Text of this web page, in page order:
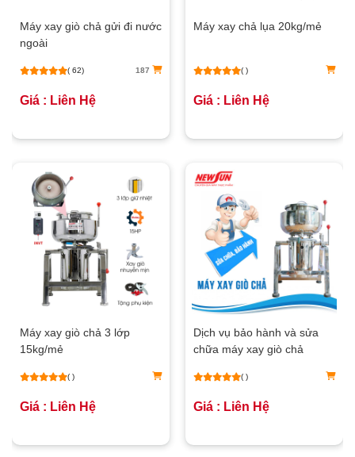
Máy xay giò chả gửi đi nước
ngoài
( 62) 187
Giá : Liên Hệ
Máy xay chả lụa 20kg/mẻ
( )
Giá : Liên Hệ
Máy xay giò chả 3 lớp
15kg/mẻ
( )
Giá : Liên Hệ
Dịch vụ bảo hành và sửa
chữa máy xay giò chả
( )
Giá : Liên Hệ